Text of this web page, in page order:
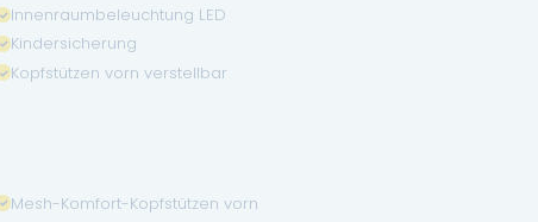
Innenraumbeleuchtung LED
Kindersicherung
Kopfstützen vorn verstellbar
Mesh-Komfort-Kopfstützen vorn